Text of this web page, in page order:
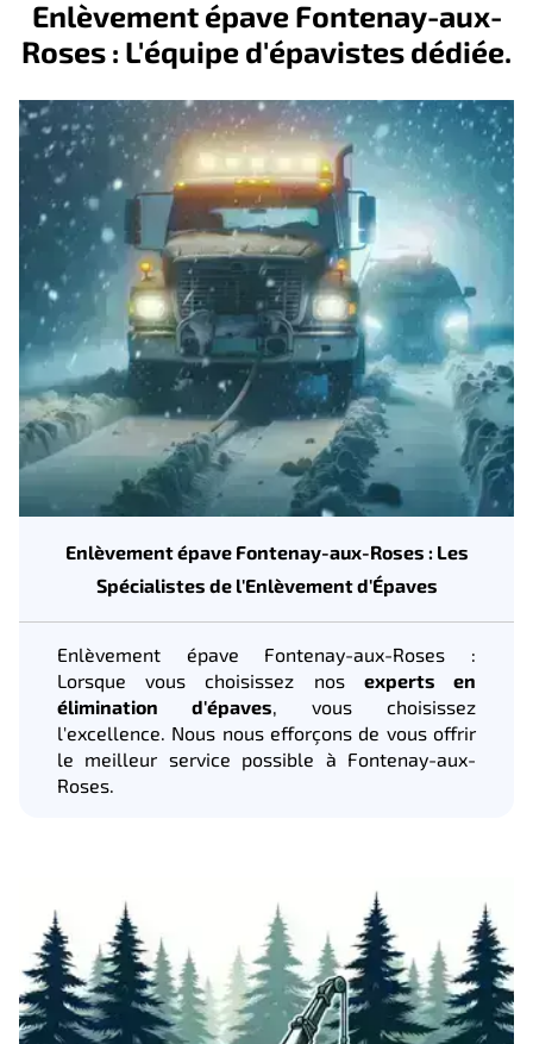
Enlèvement épave Fontenay-aux-
Roses : L'équipe d'épavistes dédiée.
Enlèvement épave Fontenay-aux-Roses : Les
Spécialistes de l'Enlèvement d'Épaves
Enlèvement épave Fontenay-aux-Roses :
Lorsque vous choisissez nos experts en
élimination d'épaves, vous choisissez
l'excellence. Nous nous efforçons de vous offrir
le meilleur service possible à Fontenay-aux-
Roses.